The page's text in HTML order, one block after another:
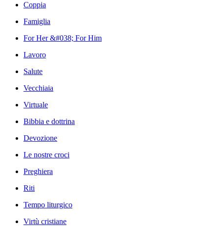
Coppia
Famiglia
For Her &#038; For Him
Lavoro
Salute
Vecchiaia
Virtuale
Bibbia e dottrina
Devozione
Le nostre croci
Preghiera
Riti
Tempo liturgico
Virtù cristiane